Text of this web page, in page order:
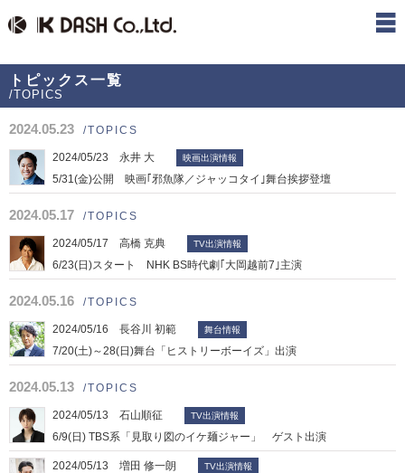
トピックス一覧
/TOPICS
2024.05.23 /TOPICS
2024/05/23 永井 大 映画出演情報
5/31(金)公開 映画｢邪魚隊／ジャッコタイ｣舞台挨拶登壇
2024.05.17 /TOPICS
2024/05/17 高橋 克典 TV出演情報
6/23(日)スタート NHK BS時代劇｢大岡越前7｣主演
2024.05.16 /TOPICS
2024/05/16 長谷川 初範 舞台情報
7/20(土)～28(日)舞台「ヒストリーボーイズ」出演
2024.05.13 /TOPICS
2024/05/13 石山順征 TV出演情報
6/9(日) TBS系「見取り図のイケ麺ジャー」 ゲスト出演
2024/05/13 増田 修一朗 TV出演情報